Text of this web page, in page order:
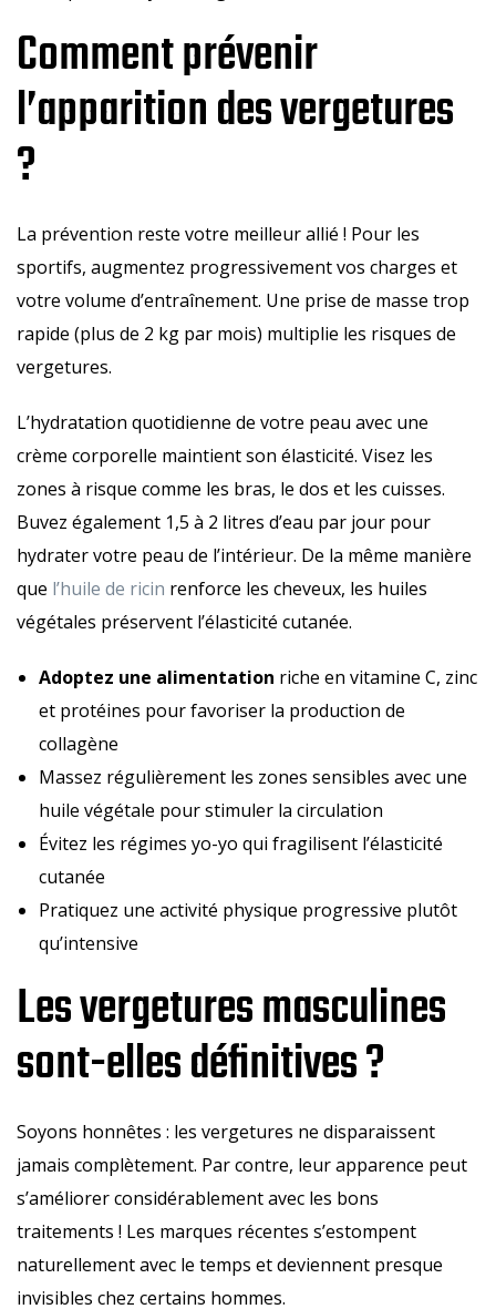
Comment prévenir
l’apparition des vergetures
?
La prévention reste votre meilleur allié ! Pour les
sportifs, augmentez progressivement vos charges et
votre volume d’entraînement. Une prise de masse trop
rapide (plus de 2 kg par mois) multiplie les risques de
vergetures.
L’hydratation quotidienne de votre peau avec une
crème corporelle maintient son élasticité. Visez les
zones à risque comme les bras, le dos et les cuisses.
Buvez également 1,5 à 2 litres d’eau par jour pour
hydrater votre peau de l’intérieur. De la même manière
que l’huile de ricin renforce les cheveux, les huiles
végétales préservent l’élasticité cutanée.
Adoptez une alimentation riche en vitamine C, zinc
et protéines pour favoriser la production de
collagène
Massez régulièrement les zones sensibles avec une
huile végétale pour stimuler la circulation
Évitez les régimes yo-yo qui fragilisent l’élasticité
cutanée
Pratiquez une activité physique progressive plutôt
qu’intensive
Les vergetures masculines
sont-elles définitives ?
Soyons honnêtes : les vergetures ne disparaissent
jamais complètement. Par contre, leur apparence peut
s’améliorer considérablement avec les bons
traitements ! Les marques récentes s’estompent
naturellement avec le temps et deviennent presque
invisibles chez certains hommes.